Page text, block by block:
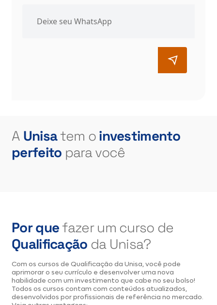
A Unisatem oinvestimento
perfeito para você
Por quefazer um curso de
Qualificação da Unisa?
Com os cursos de Qualificação da Unisa, você pode
aprimorar o seu currículo e desenvolver uma nova
habilidade com um investimento que cabe no seu bolso!
Todos os cursos contam com conteúdos atualizados,
desenvolvidos por profissionais de referência no mercado.